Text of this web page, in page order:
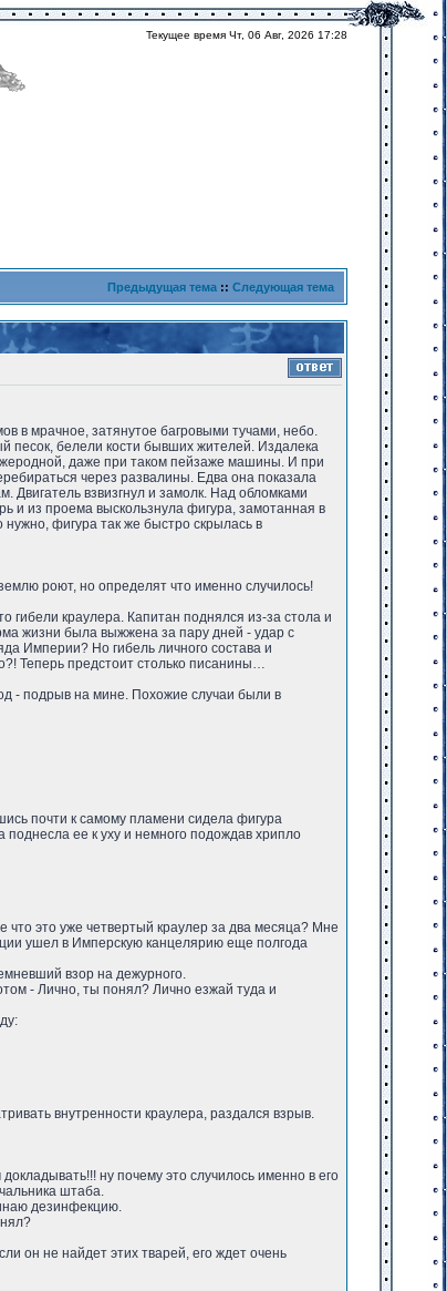
Текущее время Чт, 06 Авг, 2026 17:28
Предыдущая тема :: Следующая тема
в мрачное, затянутое багровыми тучами, небо.
песок, белели кости бывших жителей. Издалека
даже при таком пейзаже машины. И при
через развалины. Едва она показала
Двигатель взвизгнул и замолк. Над обломками
и из проема выскользнула фигура, замотанная в
нужно, фигура так же быстро скрылась в
роют, но определят что именно случилось!
гибели краулера. Капитан поднялся из-за стола и
жизни была выжжена за пару дней - удар с
Империи? Но гибель личного состава и
Теперь предстоит столько писанины…
- подрыв на мине. Похожие случаи были в
почти к самому пламени сидела фигура
ее к уху и немного подождав хрипло
что это уже четвертый краулер за два месяца? Мне
ушел в Имперскую канцелярию еще полгода
взор на дежурного.
- Лично, ты понял? Лично езжай туда и
внутренности краулера, раздался взрыв.
ну почему это случилось именно в его
штаба.
дезинфекцию.
он не найдет этих тварей, его ждет очень